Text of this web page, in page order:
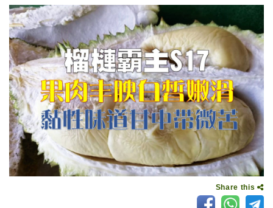
Share this